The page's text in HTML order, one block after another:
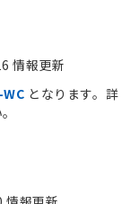
情報更新
となります。詳